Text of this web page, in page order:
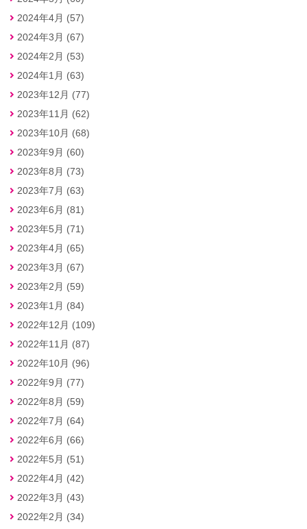
2024年4月 (57)
2024年3月 (67)
2024年2月 (53)
2024年1月 (63)
2023年12月 (77)
2023年11月 (62)
2023年10月 (68)
2023年9月 (60)
2023年8月 (73)
2023年7月 (63)
2023年6月 (81)
2023年5月 (71)
2023年4月 (65)
2023年3月 (67)
2023年2月 (59)
2023年1月 (84)
2022年12月 (109)
2022年11月 (87)
2022年10月 (96)
2022年9月 (77)
2022年8月 (59)
2022年7月 (64)
2022年6月 (66)
2022年5月 (51)
2022年4月 (42)
2022年3月 (43)
2022年2月 (34)